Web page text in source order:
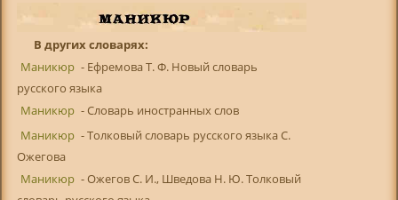
В других словарях:
Маникюр - Ефремова Т. Ф. Новый словарь
русского языка
Маникюр - Словарь иностранных слов
Маникюр - Толковый словарь русского языка С.
Ожегова
Маникюр - Ожегов С. И., Шведова Н. Ю. Толковый